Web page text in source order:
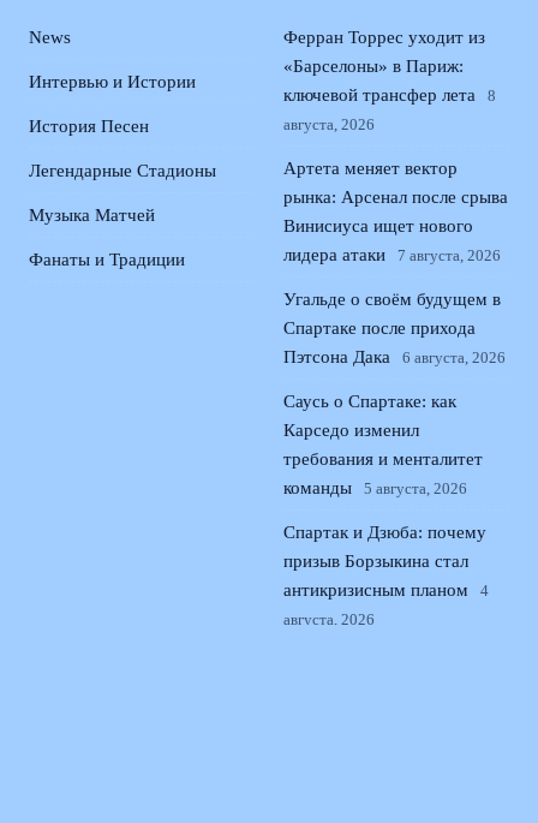
News
Интервью и Истории
История Песен
Легендарные Стадионы
Музыка Матчей
Фанаты и Традиции
Ферран Торрес уходит из
«Барселоны» в Париж:
ключевой трансфер лета
8
августа, 2026
Артета меняет вектор
рынка: Арсенал после срыва
Винисиуса ищет нового
лидера атаки
7 августа, 2026
Угальде о своём будущем в
Спартаке после прихода
Пэтсона Дака
6 августа, 2026
Саусь о Спартаке: как
Карседо изменил
требования и менталитет
команды
5 августа, 2026
Спартак и Дзюба: почему
призыв Борзыкина стал
антикризисным планом
4
августа, 2026